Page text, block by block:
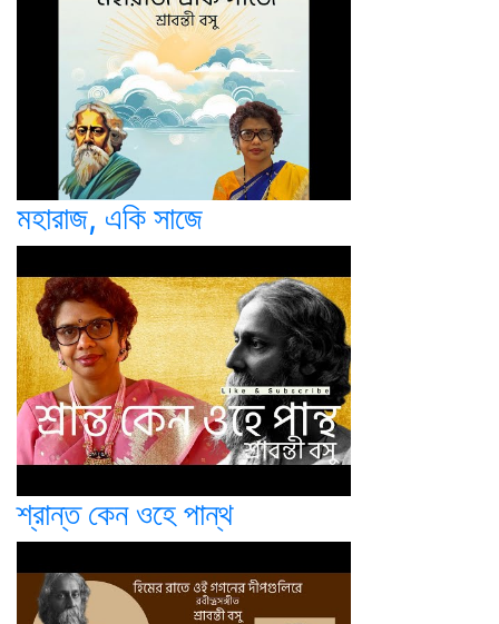
মহারাজ, একি সাজে
শ্রান্ত কেন ওহে পান্থ